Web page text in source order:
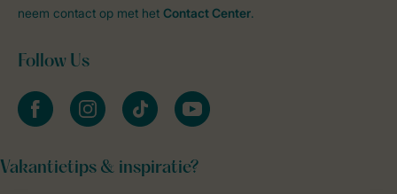
neem contact op met het Contact Center.
Follow Us
facebookinstagramtiktok youtube
Vakantietips & inspiratie?